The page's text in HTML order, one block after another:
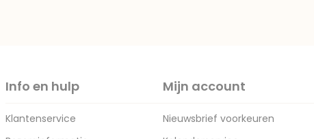
Info en hulp
Klantenservice
Mijn account
Nieuwsbrief voorkeuren